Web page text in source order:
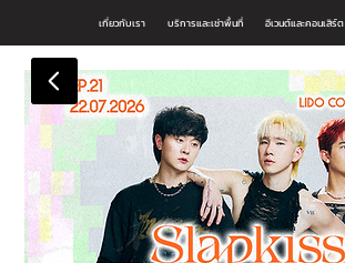
เกี่ยวกับเรา บริการและเช่าพื้นที่ อีเวนต์และคอนเสิร์ต